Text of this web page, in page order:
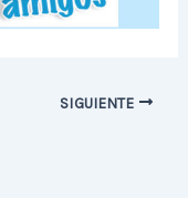
SIGUIENTE